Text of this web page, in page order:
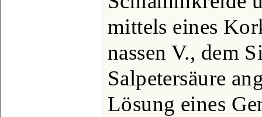
mittels eines
nassen V., dem
Salpetersäure
Lösung eines